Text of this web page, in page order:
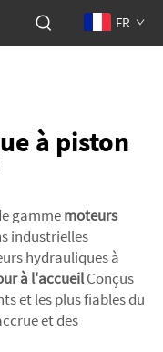
FR
à piston
gammemoteurs
industrielles
hydrauliques à
à l'accueilConçus
et les plus fiables du
et des